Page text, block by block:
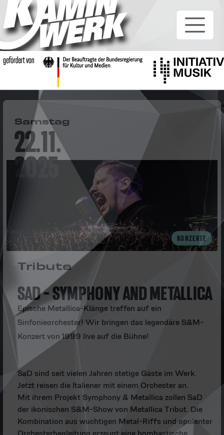
Samstag
22.11.
2025
Tribute
KONZERTE
SAD - SYMPHONY AND METALLICA
Epische Metallica-Klänge treffen auf ein
Sinfonieorchester! Wir bringen das legendäre S&M-
Konzert von 1999 live auf die Bühne!
SaD sind seit vielen Jahren stetige Gäste im Werk.
Jetzt reisen die Italiener mit einem Orchester an.
Mit ihrem Projekt Symphony & Metallica zollen SaD
der ikonischen S&M-Show von Metallica Tribut. Die
Kombination aus wuchtigen Metal-Riffs und opulenter